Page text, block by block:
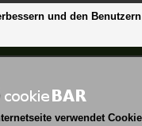
verwendet
und den